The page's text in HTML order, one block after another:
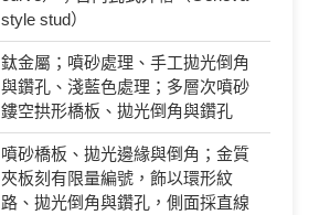
style stud）
鈦金屬；噴砂處理、手工拋光倒角
與鑽孔、淺藍色處理；多層次噴砂
鏤空拱形橋板、拋光倒角與鑽孔
噴砂橋板、拋光邊緣與倒角；金質
夾板刻有限量編號，飾以環形紋
路、拋光倒角與鑽孔，側面採直線